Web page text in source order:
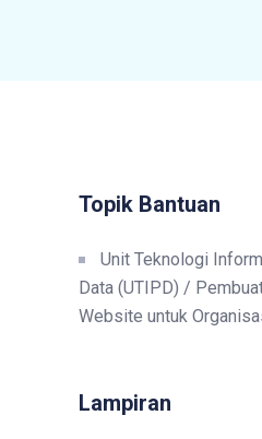
Topik Bantuan
Unit Teknologi
Data (UTIPD) /
Website untuk
Lampiran